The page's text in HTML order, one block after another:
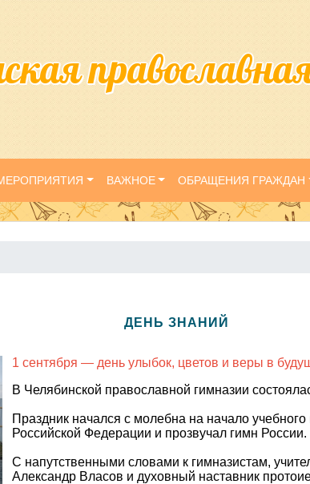
ВАЖНОЕ ОБРАЩЕНИЯ ГРАЖДАН
ДЕНЬ ЗНАНИЙ
1 сентября — день улыбок, цветов и веры в
В Челябинской православной гимназии
Праздник начался с молебна на начало
Российской Федерации и прозвучал гимн России.
С напутственными словами к гимназистам,
Александр Власов и духовный наставник